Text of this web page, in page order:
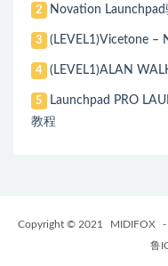
2 Novation
3 (LEVEL1)Vicetone –
4 (LEVEL1)ALAN
5
Launchpad PRO
教程
Copyright © 2021 MIDIFOX -
鲁